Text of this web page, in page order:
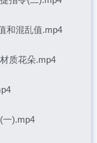
和混乱值.mp4
质花朵.mp4
一).mp4